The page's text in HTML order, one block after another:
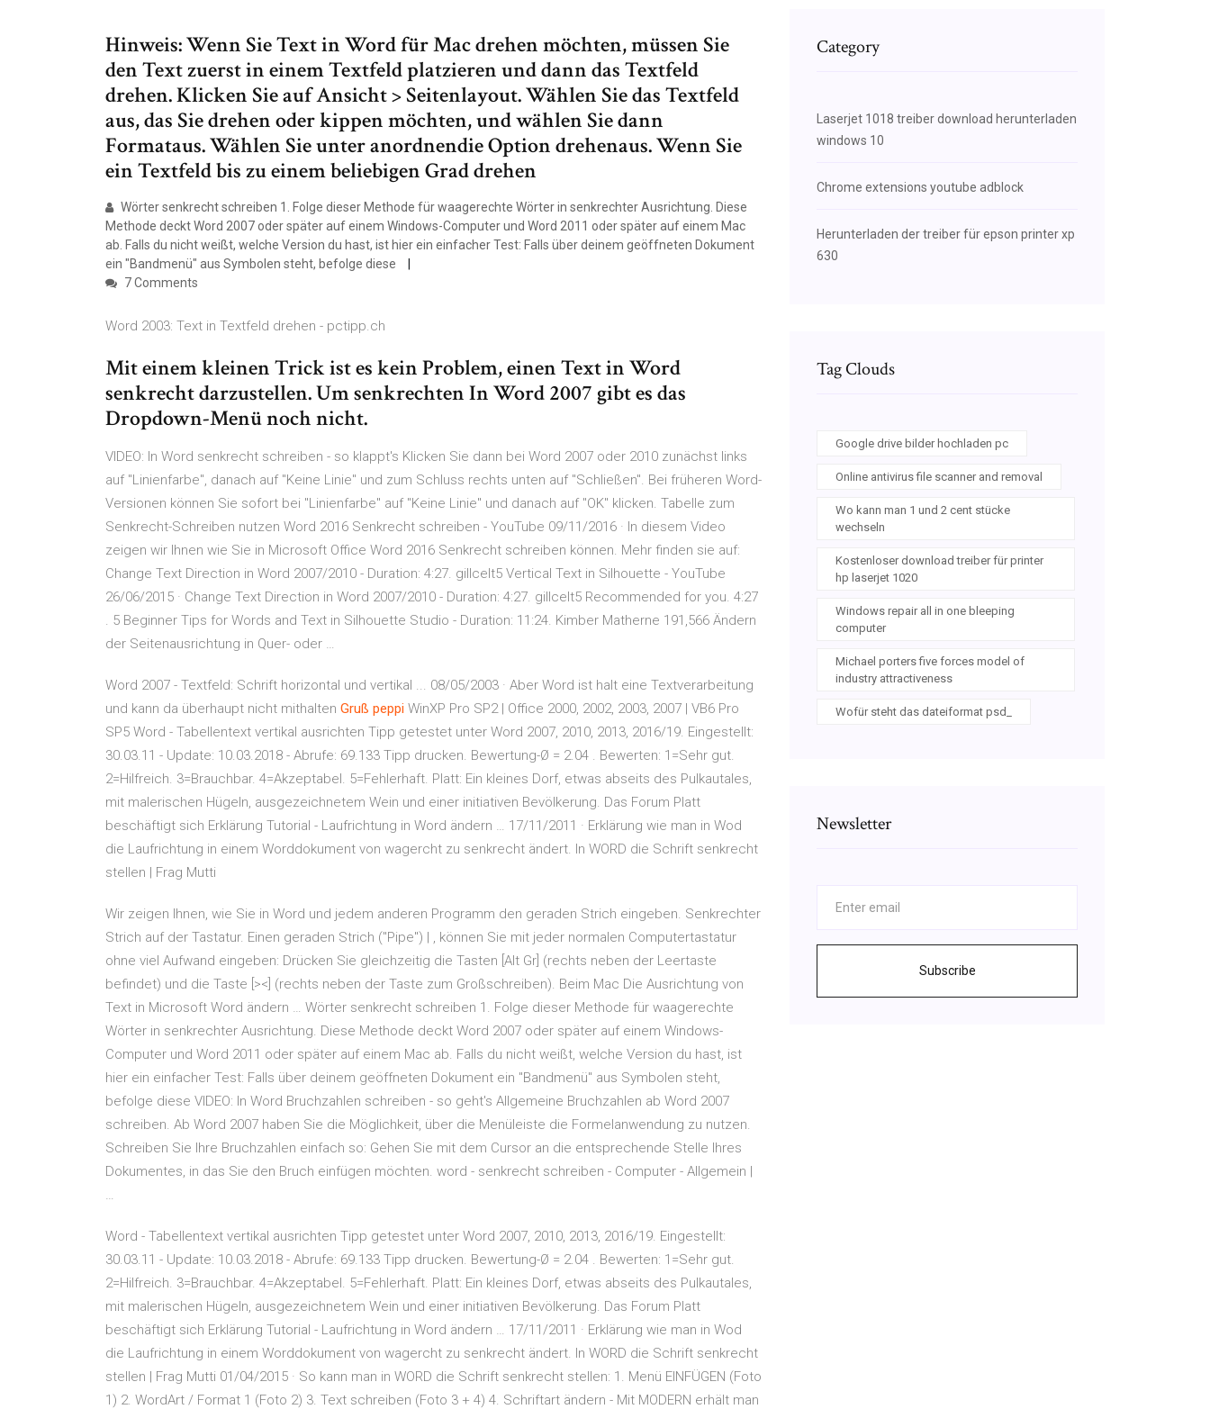
Hinweis: Wenn Sie Text in Word für Mac drehen möchten, müssen Sie
den Text zuerst in einem Textfeld platzieren und dann das Textfeld
drehen. Klicken Sie auf Ansicht > Seitenlayout. Wählen Sie das Textfeld
aus, das Sie drehen oder kippen möchten, und wählen Sie dann
Formataus. Wählen Sie unter anordnendie Option drehenaus. Wenn Sie
ein Textfeld bis zu einem beliebigen Grad drehen
Wörter senkrecht schreiben 1. Folge dieser Methode für waagerechte Wörter in senkrechter Ausrichtung. Diese
Methode deckt Word 2007 oder später auf einem Windows-Computer und Word 2011 oder später auf einem Mac
ab. Falls du nicht weißt, welche Version du hast, ist hier ein einfacher Test: Falls über deinem geöffneten Dokument
ein "Bandmenü" aus Symbolen steht, befolge diese
7 Comments
Word 2003: Text in Textfeld drehen - pctipp.ch
Mit einem kleinen Trick ist es kein Problem, einen Text in Word
senkrecht darzustellen. Um senkrechten In Word 2007 gibt es das
Dropdown-Menü noch nicht.
VIDEO: In Word senkrecht schreiben - so klappt's Klicken Sie dann bei Word 2007 oder 2010 zunächst links
auf "Linienfarbe", danach auf "Keine Linie" und zum Schluss rechts unten auf "Schließen". Bei früheren Word-
Versionen können Sie sofort bei "Linienfarbe" auf "Keine Linie" und danach auf "OK" klicken. Tabelle zum
Senkrecht-Schreiben nutzen Word 2016 Senkrecht schreiben - YouTube 09/11/2016 · In diesem Video
zeigen wir Ihnen wie Sie in Microsoft Office Word 2016 Senkrecht schreiben können. Mehr finden sie auf:
Change Text Direction in Word 2007/2010 - Duration: 4:27. gillcelt5 Vertical Text in Silhouette - YouTube
26/06/2015 · Change Text Direction in Word 2007/2010 - Duration: 4:27. gillcelt5 Recommended for you. 4:27
. 5 Beginner Tips for Words and Text in Silhouette Studio - Duration: 11:24. Kimber Matherne 191,566 Ändern
der Seitenausrichtung in Quer- oder …
Word 2007 - Textfeld: Schrift horizontal und vertikal ... 08/05/2003 · Aber Word ist halt eine Textverarbeitung
und kann da überhaupt nicht mithalten Gruß peppi WinXP Pro SP2 | Office 2000, 2002, 2003, 2007 | VB6 Pro
SP5 Word - Tabellentext vertikal ausrichten Tipp getestet unter Word 2007, 2010, 2013, 2016/19. Eingestellt:
30.03.11 - Update: 10.03.2018 - Abrufe: 69.133 Tipp drucken. Bewertung-Ø = 2.04 . Bewerten: 1=Sehr gut.
2=Hilfreich. 3=Brauchbar. 4=Akzeptabel. 5=Fehlerhaft. Platt: Ein kleines Dorf, etwas abseits des Pulkautales,
mit malerischen Hügeln, ausgezeichnetem Wein und einer initiativen Bevölkerung. Das Forum Platt
beschäftigt sich Erklärung Tutorial - Laufrichtung in Word ändern … 17/11/2011 · Erklärung wie man in Wod
die Laufrichtung in einem Worddokument von wagercht zu senkrecht ändert. In WORD die Schrift senkrecht
stellen | Frag Mutti
Wir zeigen Ihnen, wie Sie in Word und jedem anderen Programm den geraden Strich eingeben. Senkrechter
Strich auf der Tastatur. Einen geraden Strich ("Pipe") | , können Sie mit jeder normalen Computertastatur
ohne viel Aufwand eingeben: Drücken Sie gleichzeitig die Tasten [Alt Gr] (rechts neben der Leertaste
befindet) und die Taste [><] (rechts neben der Taste zum Großschreiben). Beim Mac Die Ausrichtung von
Text in Microsoft Word ändern … Wörter senkrecht schreiben 1. Folge dieser Methode für waagerechte
Wörter in senkrechter Ausrichtung. Diese Methode deckt Word 2007 oder später auf einem Windows-
Computer und Word 2011 oder später auf einem Mac ab. Falls du nicht weißt, welche Version du hast, ist
hier ein einfacher Test: Falls über deinem geöffneten Dokument ein "Bandmenü" aus Symbolen steht,
befolge diese VIDEO: In Word Bruchzahlen schreiben - so geht's Allgemeine Bruchzahlen ab Word 2007
schreiben. Ab Word 2007 haben Sie die Möglichkeit, über die Menüleiste die Formelanwendung zu nutzen.
Schreiben Sie Ihre Bruchzahlen einfach so: Gehen Sie mit dem Cursor an die entsprechende Stelle Ihres
Dokumentes, in das Sie den Bruch einfügen möchten. word - senkrecht schreiben - Computer - Allgemein |
…
Word - Tabellentext vertikal ausrichten Tipp getestet unter Word 2007, 2010, 2013, 2016/19. Eingestellt:
30.03.11 - Update: 10.03.2018 - Abrufe: 69.133 Tipp drucken. Bewertung-Ø = 2.04 . Bewerten: 1=Sehr gut.
2=Hilfreich. 3=Brauchbar. 4=Akzeptabel. 5=Fehlerhaft. Platt: Ein kleines Dorf, etwas abseits des Pulkautales,
mit malerischen Hügeln, ausgezeichnetem Wein und einer initiativen Bevölkerung. Das Forum Platt
beschäftigt sich Erklärung Tutorial - Laufrichtung in Word ändern … 17/11/2011 · Erklärung wie man in Wod
die Laufrichtung in einem Worddokument von wagercht zu senkrecht ändert. In WORD die Schrift senkrecht
stellen | Frag Mutti 01/04/2015 · So kann man in WORD die Schrift senkrecht stellen: 1. Menü EINFÜGEN (Foto
1) 2. WordArt / Format 1 (Foto 2) 3. Text schreiben (Foto 3 + 4) 4. Schriftart ändern - Mit MODERN erhält man
Category
Laserjet 1018 treiber download herunterladen
windows 10
Chrome extensions youtube adblock
Herunterladen der treiber für epson printer xp
630
Tag Clouds
Google drive bilder hochladen pc
Online antivirus file scanner and removal
Wo kann man 1 und 2 cent stücke
wechseln
Kostenloser download treiber für printer
hp laserjet 1020
Windows repair all in one bleeping
computer
Michael porters five forces model of
industry attractiveness
Wofür steht das dateiformat psd_
Newsletter
Subscribe